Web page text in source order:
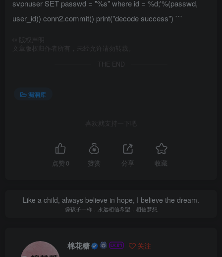
svpnuser SET passwd = "%s" where id = %d;'%(passwd,
user_id)) conn2.commit() print("decode success") ```
版权声明
文章版权归作者所有，未经允许请勿转载。
THE END
漏洞库
喜欢就支持一下吧
点赞 0 赞赏 分享 收藏
Like a child, always believe in hope, I believe the dream.
像孩子一样，永远相信希望，相信梦想
棉花糖 关注